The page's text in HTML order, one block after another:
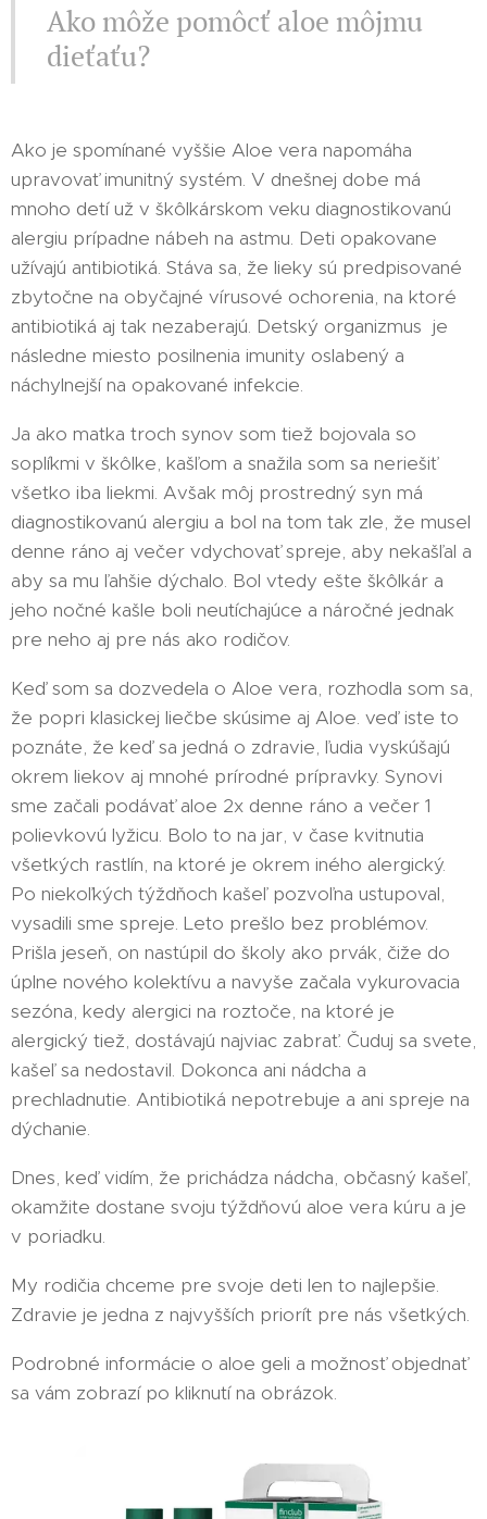
Ako môže pomôcť aloe môjmu
dieťaťu?
Ako je spomínané vyššie Aloe vera napomáha
upravovať imunitný systém. V dnešnej dobe má
mnoho detí už v škôlkárskom veku diagnostikovanú
alergiu prípadne nábeh na astmu. Deti opakovane
užívajú antibiotiká. Stáva sa, že lieky sú predpisované
zbytočne na obyčajné vírusové ochorenia, na ktoré
antibiotiká aj tak nezaberajú. Detský organizmus je
následne miesto posilnenia imunity oslabený a
náchylnejší na opakované infekcie.
Ja ako matka troch synov som tiež bojovala so
soplíkmi v škôlke, kašľom a snažila som sa neriešiť
všetko iba liekmi. Avšak môj prostredný syn má
diagnostikovanú alergiu a bol na tom tak zle, že musel
denne ráno aj večer vdychovať spreje, aby nekašľal a
aby sa mu ľahšie dýchalo. Bol vtedy ešte škôlkár a
jeho nočné kašle boli neutíchajúce a náročné jednak
pre neho aj pre nás ako rodičov.
Keď som sa dozvedela o Aloe vera, rozhodla som sa,
že popri klasickej liečbe skúsime aj Aloe. veď iste to
poznáte, že keď sa jedná o zdravie, ľudia vyskúšajú
okrem liekov aj mnohé prírodné prípravky. Synovi
sme začali podávať aloe 2x denne ráno a večer 1
polievkovú lyžicu. Bolo to na jar, v čase kvitnutia
všetkých rastlín, na ktoré je okrem iného alergický.
Po niekoľkých týždňoch kašeľ pozvoľna ustupoval,
vysadili sme spreje. Leto prešlo bez problémov.
Prišla jeseň, on nastúpil do školy ako prvák, čiže do
úplne nového kolektívu a navyše začala vykurovacia
sezóna, kedy alergici na roztoče, na ktoré je
alergický tiež, dostávajú najviac zabrať. Čuduj sa svete,
kašeľ sa nedostavil. Dokonca ani nádcha a
prechladnutie. Antibiotiká nepotrebuje a ani spreje na
dýchanie.
Dnes, keď vidím, že prichádza nádcha, občasný kašeľ,
okamžite dostane svoju týždňovú aloe vera kúru a je
v poriadku.
My rodičia chceme pre svoje deti len to najlepšie.
Zdravie je jedna z najvyšších priorít pre nás všetkých.
Podrobné informácie o aloe geli a možnosť objednať
sa vám zobrazí po kliknutí na obrázok.